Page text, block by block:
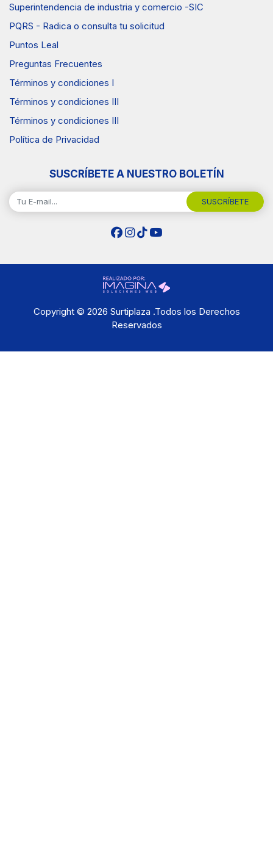
Superintendencia de industria y comercio -SIC
PQRS - Radica o consulta tu solicitud
Puntos Leal
Preguntas Frecuentes
Términos y condiciones I
Términos y condiciones III
Términos y condiciones III
Política de Privacidad
SUSCRÍBETE A NUESTRO BOLETÍN
SUSCRÍBETE
Copyright © 2026 Surtiplaza .Todos los Derechos
Reservados